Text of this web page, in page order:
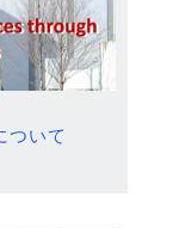
ついて